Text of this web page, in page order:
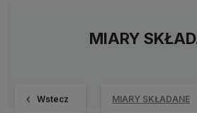
MIARY
Wstecz MIARY SKŁADANE